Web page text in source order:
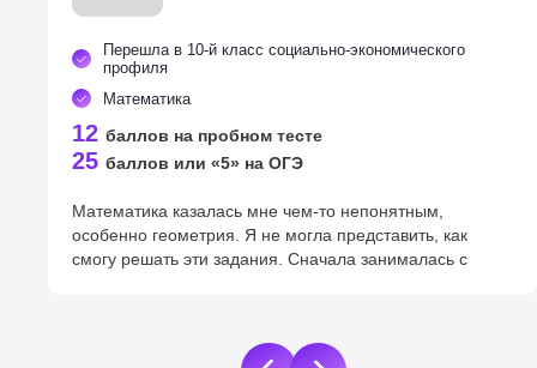
Перешла в 10-й класс социально-экономического
профиля
Математика
12 баллов на пробном тесте
25 баллов или «5» на ОГЭ
Математика казалась мне чем-то непонятным,
особенно геометрия. Я не могла представить, как
смогу решать эти задания. Сначала занималась с
скучно и сложно, но оказалось всё наоборот! На